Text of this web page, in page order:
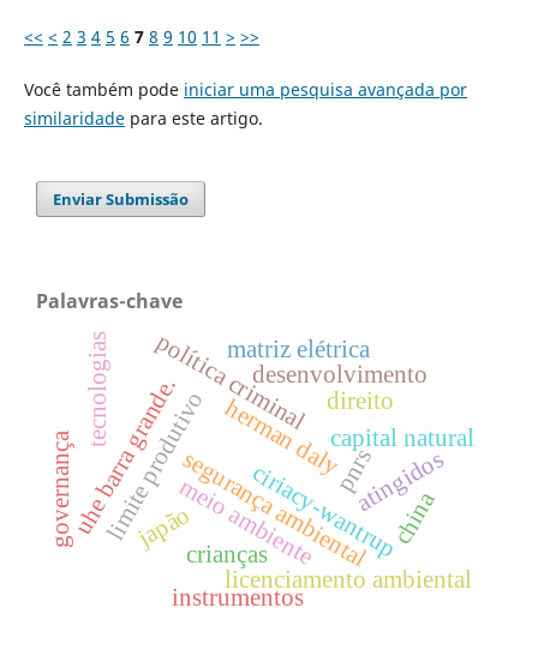
<< < 2 3 4 5 6 7 8 9 10 11 > >>
Você também pode iniciar uma pesquisa avançada por
similaridadepara este artigo.
Enviar Submissão
Palavras-chave
ciriacy-wantrup
herman daly
segurança ambiental
limite produtivo capital natural
meio ambiente
política criminal
japão
licenciamento ambiental
atingidos
desenvolvimento
direito
uhe barra grande. pnrs
instrumentos
matriz elétrica
china
governança
tecnologias
crianças